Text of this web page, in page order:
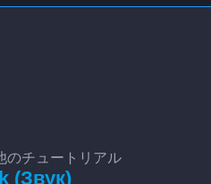
のチュートリアル
(Звук)